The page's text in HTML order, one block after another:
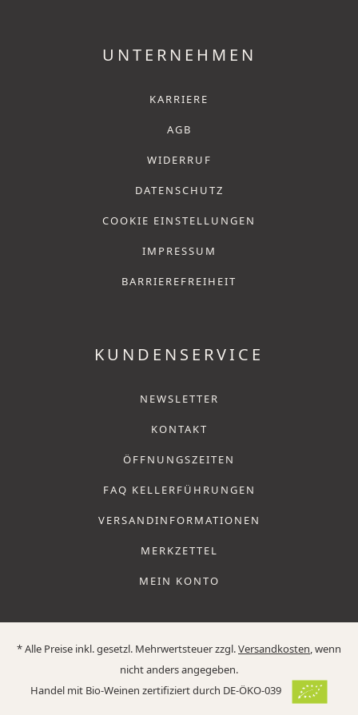
UNTERNEHMEN
KARRIERE
AGB
WIDERRUF
DATENSCHUTZ
COOKIE EINSTELLUNGEN
IMPRESSUM
BARRIEREFREIHEIT
KUNDENSERVICE
NEWSLETTER
KONTAKT
ÖFFNUNGSZEITEN
FAQ KELLERFÜHRUNGEN
VERSANDINFORMATIONEN
MERKZETTEL
MEIN KONTO
* Alle Preise inkl. gesetzl. Mehrwertsteuer zzgl.Versandkosten, wenn
nicht anders angegeben.
Handel mit Bio-Weinen zertifiziert durch DE-ÖKO-039